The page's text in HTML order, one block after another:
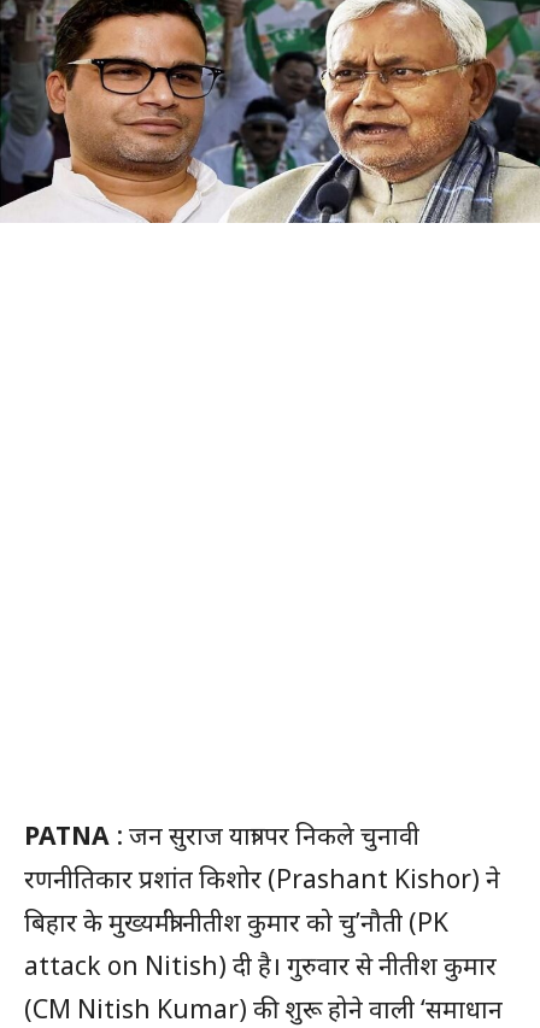
PATNA : जन सुराज यात्रा पर निकले चुनावी
रणनीतिकार प्रशांत किशोर (Prashant Kishor) ने
बिहार के मुख्यमंत्री नीतीश कुमार को चु’नौती (PK
attack on Nitish) दी है। गुरुवार से नीतीश कुमार
(CM Nitish Kumar) की शुरू होने वाली ‘समाधान